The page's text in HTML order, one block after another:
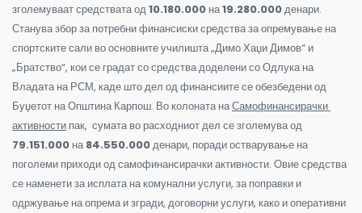
зголемуваат средствата од10.180.000 на19.280.000денари.
Станува збор за потребни финансиски средства за опремување на
спортските сали во основните училишта „Димо Хаџи Димов“ и
„Братство“, кои се градат со средства доделени со Одлука на
Владата на РСМ, каде што дел од финансиите се обезбедени од
Буџетот на Општина Карпош. Во колоната наСамофинансирачки
активности пак, сумата во расходниот дел се зголемува од
79.151.000 на84.550.000денари, поради остварување на
поголеми приходи од самофинансирачки активности. Овие средства
се наменети за исплата на комунални услуги, за поправки и
одржување на опрема и згради, договорни услуги, како и оперативни